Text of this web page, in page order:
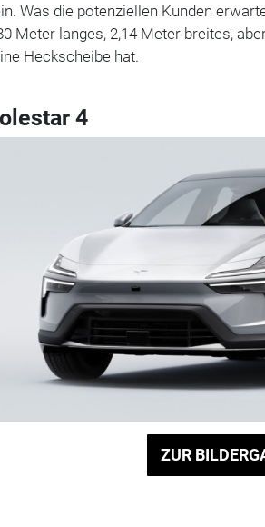
Was die potenziellen Kunden
Meter langes, 2,14 Meter breites,
Heckscheibe hat.
4
ZUR